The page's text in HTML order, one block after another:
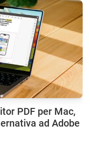
PDF per Mac,
ad Adobe